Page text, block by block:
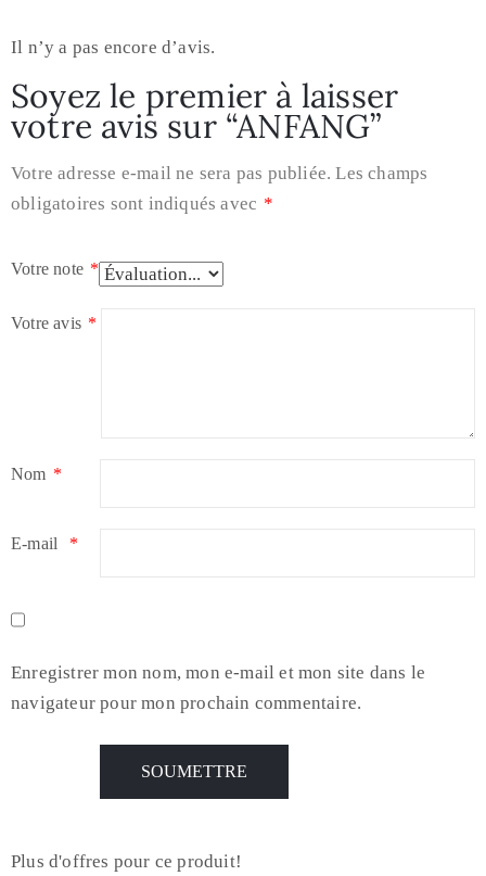
Il n’y a pas encore d’avis.
Soyez le premier à laisser
votre avis sur “ANFANG”
Votre adresse e-mail ne sera pas publiée. Les champs
obligatoires sont indiqués avec *
Votre note *
Votre avis *
Nom *
E-mail *
Enregistrer mon nom, mon e-mail et mon site dans le
navigateur pour mon prochain commentaire.
Plus d'offres pour ce produit!